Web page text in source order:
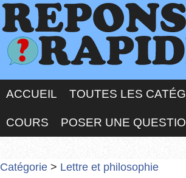
ACCUEIL TOUTES LES
COURS POSER UNE
Catégorie > Lettre et philosophie